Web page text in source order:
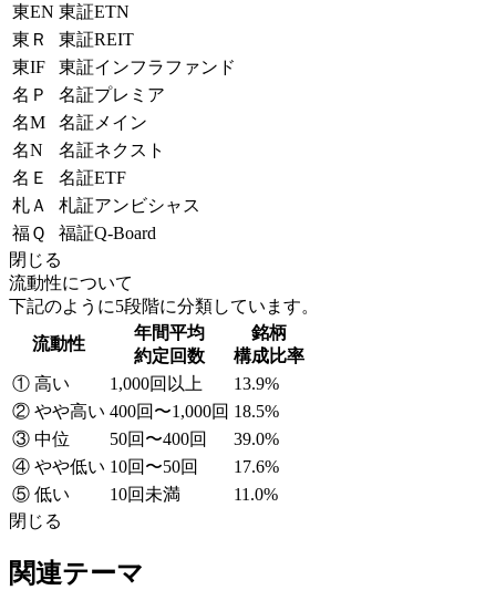
東EN 東証ETN
東Ｒ
東証REIT
東IF
東証インフラファンド
名Ｐ
名証プレミア
名M
名証メイン
名N
名証ネクスト
名Ｅ
名証ETF
札Ａ
札証アンビシャス
福Ｑ
福証Q-Board
閉じる
流動性について
下記のように5段階に分類しています。
流動性
年間平均
約定回数
銘柄
構成比率
① 高い
1,000回以上
13.9%
② やや高い 400回〜1,000回 18.5%
③ 中位
50回〜400回
39.0%
④ やや低い 10回〜50回
17.6%
⑤ 低い
10回未満
11.0%
閉じる
関連テーマ